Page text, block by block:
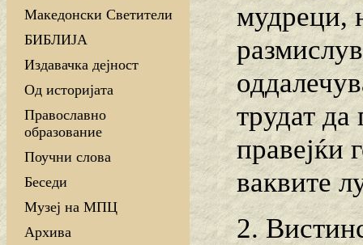
Македонски Светители
БИБЛИЈА
Издавачка дејност
Од историјата
Православно
образование
Поучни слова
Беседи
Музеј на МПЦ
Архива
мудреци,
трудат
правејќи
ваквите
2.